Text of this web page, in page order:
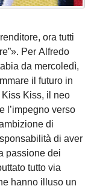
ora tutti
Per Alfredo
da mercoledì,
il futuro in
Kiss, il neo
l’impegno verso
di
di aver
passione dei
tutto via
hanno illuso un